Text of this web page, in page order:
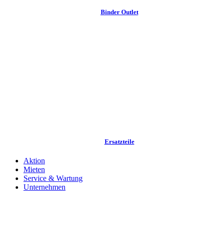
Binder Outlet
Ersatzteile
Aktion
Mieten
Service & Wartung
Unternehmen